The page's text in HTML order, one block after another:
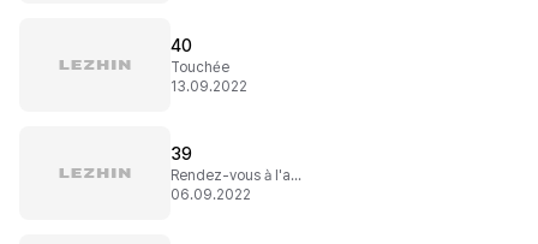
40
Touchée
13.09.2022
39
Rendez-vous à l'ancienne
06.09.2022